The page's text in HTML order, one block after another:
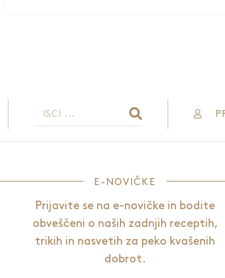
E-NOVIČKE
Prijavite se na e-novičke in bodite
obveščeni o naših zadnjih receptih,
trikih in nasvetih za peko kvašenih
dobrot.